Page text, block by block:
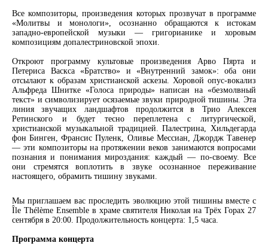
Все композиторы, произведения которых прозвучат в программе
«Молитвы и монологи», осознанно обращаются к истокам
западно-европейской музыки — григорианике и хоровым
композициям допалестриновской эпохи.
Откроют программу культовые произведения Арво Пярта и
Петериса Васкса «Братство» и «Внутренний замок»: оба они
отсылают к образам христианской аскезы. Хоровой опус-вокализ
Альфреда Шнитке «Голоса природы» написан на «безмолвный
текст» и символизирует осязаемые звуки природной тишины. Эта
линия звучащих ландшафтов продолжится в Трио Алексея
Ретинского и будет тесно переплетена с литургической,
христианской музыкальной традицией. Палестрина, Хильдегарда
фон Бинген, Франсис Пуленк, Оливье Мессиан, Джордж Тавенер
— эти композиторы на протяжении веков занимаются вопросами
познания и понимания мироздания: каждый — по-своему. Все
они стремятся воплотить в звуке осознанное переживание
настоящего, обрамить тишину звуками.
Мы приглашаем вас проследить эволюцию этой тишины вместе с
Île Thélème Ensemble в храме святителя Николая на Трёх Горах 27
сентября в 20:00. Продолжительность концерта: 1,5 часа.
Программа концерта